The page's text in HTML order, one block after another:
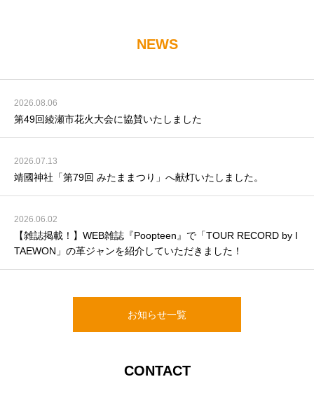
てられております。【店舗情NEWS
2026.08.06
第49回綾瀬市花火大会に協賛いたしました
2026.07.13
靖國神社「第79回 みたままつり」へ献灯いたしました。
2026.06.02
【雑誌掲載！】WEB雑誌『Poopteen』で「TOUR RECORD by I
TAEWON」の革ジャンを紹介していただきました！
お知らせ一覧
CONTACT